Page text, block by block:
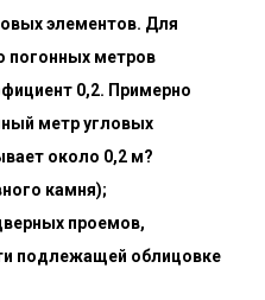
элементов. Для
погонных метров
0,2. Примерно
метр угловых
около 0,2 м?
камня);
проемов,
подлежащей облицовке